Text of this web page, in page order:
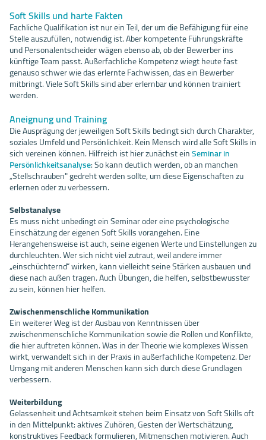
Soft Skills und harte Fakten
Fachliche Qualifikation ist nur ein Teil, der um die Befähigung für eine
Stelle auszufüllen, notwendig ist. Aber kompetente Führungskräfte
und Personalentscheider wägen ebenso ab, ob der Bewerber ins
künftige Team passt. Außerfachliche Kompetenz wiegt heute fast
genauso schwer wie das erlernte Fachwissen, das ein Bewerber
mitbringt. Viele Soft Skills sind aber erlernbar und können trainiert
werden.
Aneignung und Training
Die Ausprägung der jeweiligen Soft Skills bedingt sich durch Charakter,
soziales Umfeld und Persönlichkeit. Kein Mensch wird alle Soft Skills in
sich vereinen können. Hilfreich ist hier zunächst einSeminar in
Persönlichkeitsanalyse: So kann deutlich werden, ob an manchen
„Stellschrauben" gedreht werden sollte, um diese Eigenschaften zu
erlernen oder zu verbessern.
Selbstanalyse
Es muss nicht unbedingt ein Seminar oder eine psychologische
Einschätzung der eigenen Soft Skills vorangehen. Eine
Herangehensweise ist auch, seine eigenen Werte und Einstellungen zu
durchleuchten. Wer sich nicht viel zutraut, weil andere immer
„einschüchternd“ wirken, kann vielleicht seine Stärken ausbauen und
diese nach außen tragen. Auch Übungen, die helfen, selbstbewusster
zu sein, können hier helfen.
Zwischenmenschliche Kommunikation
Ein weiterer Weg ist der Ausbau von Kenntnissen über
zwischenmenschliche Kommunikation sowie die Rollen und Konflikte,
die hier auftreten können. Was in der Theorie wie komplexes Wissen
wirkt, verwandelt sich in der Praxis in außerfachliche Kompetenz. Der
Umgang mit anderen Menschen kann sich durch diese Grundlagen
verbessern.
Weiterbildung
Gelassenheit und Achtsamkeit stehen beim Einsatz von Soft Skills oft
in den Mittelpunkt: aktives Zuhören, Gesten der Wertschätzung,
konstruktives Feedback formulieren, Mitmenschen motivieren. Auch